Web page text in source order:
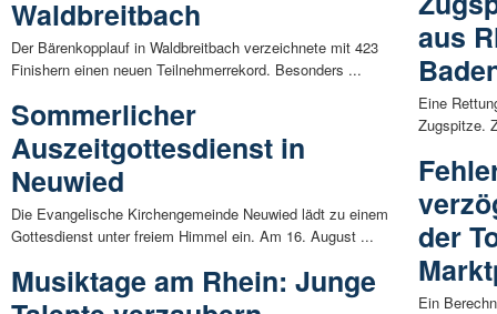
Waldbreitbach
Der Bärenkopplauf in Waldbreitbach verzeichnete mit 423
Finishern einen neuen Teilnehmerrekord. Besonders ...
Sommerlicher
Auszeitgottesdienst in
Neuwied
Die Evangelische Kirchengemeinde Neuwied lädt zu einem
Gottesdienst unter freiem Himmel ein. Am 16. August ...
Musiktage am Rhein: Junge
aus
Eine
Zugspitze.
der
Ein